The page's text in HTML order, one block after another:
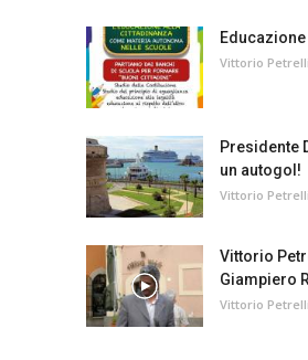
Vittorio Petrelli
Presidente
un autogol!
Vittorio Petrelli
Vittorio
Giampiero
Vittorio Petrelli